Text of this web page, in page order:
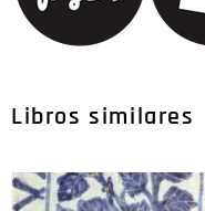
Libros similares